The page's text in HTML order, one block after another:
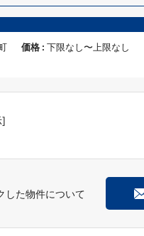
価格 : 下限なし〜上限なし
]
した物件について